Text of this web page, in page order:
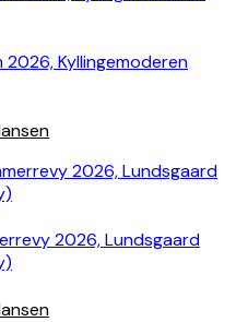
2026, Kyllingemoderen
2026, Lundsgaard